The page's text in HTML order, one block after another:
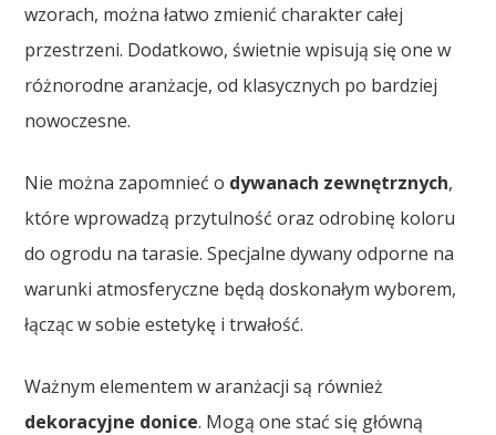
wzorach, można łatwo zmienić charakter całej
przestrzeni. Dodatkowo, świetnie wpisują się one w
różnorodne aranżacje, od klasycznych po bardziej
nowoczesne.
Nie można zapomnieć o dywanach zewnętrznych,
które wprowadzą przytulność oraz odrobinę koloru
do ogrodu na tarasie. Specjalne dywany odporne na
warunki atmosferyczne będą doskonałym wyborem,
łącząc w sobie estetykę i trwałość.
Ważnym elementem w aranżacji są również
dekoracyjne donice. Mogą one stać się główną